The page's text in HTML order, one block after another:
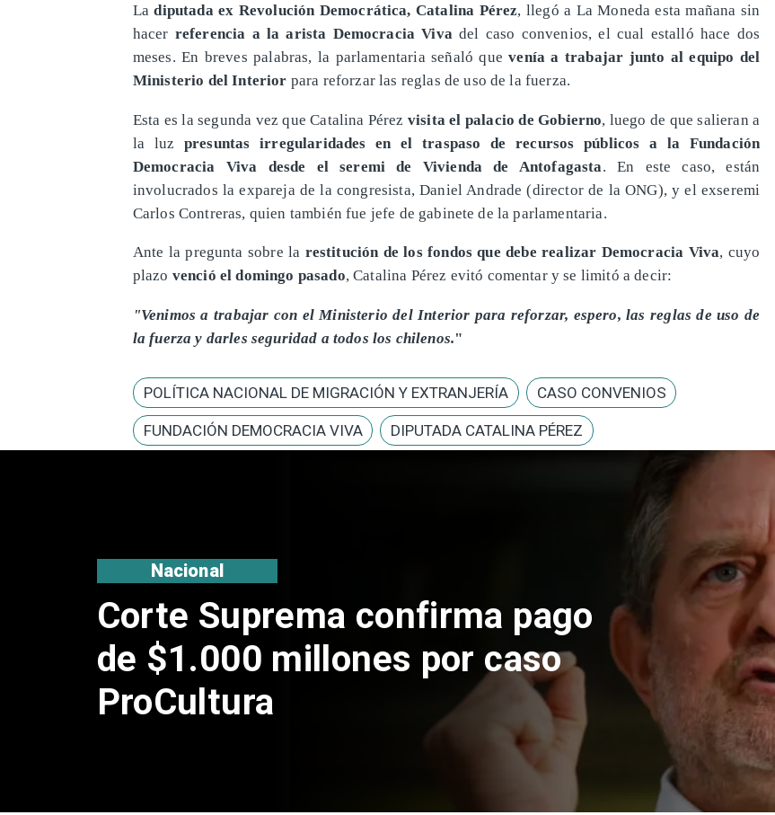
Ladiputada ex Revolución Democrática, Catalina Pérez, llegó a La Moneda esta mañana sin
hacer referencia a la arista Democracia Vivadel caso convenios, el cual estalló hace dos
meses. En breves palabras, la parlamentaria señaló que venía a trabajar junto al equipo del
Ministerio del Interior para reforzar las reglas de uso de la fuerza.
Esta es la segunda vez que Catalina Pérez visita el palacio de Gobierno, luego de que salieran a
la luz presuntas irregularidades en el traspaso de recursos públicos a la Fundación
Democracia Viva desde el seremi de Vivienda de Antofagasta. En este caso, están
involucrados la expareja de la congresista, Daniel Andrade (director de la ONG), y el exseremi
Carlos Contreras, quien también fue jefe de gabinete de la parlamentaria.
Ante la pregunta sobre la restitución de los fondos que debe realizar Democracia Viva, cuyo
plazo venció el domingo pasado, Catalina Pérez evitó comentar y se limitó a decir:
"Venimos a trabajar con el Ministerio del Interior para reforzar, espero, las reglas de uso de
la fuerza y darles seguridad a todos los chilenos."
POLÍTICA NACIONAL DE MIGRACIÓN Y EXTRANJERÍA CASO CONVENIOS
FUNDACIÓN DEMOCRACIA VIVA DIPUTADA CATALINA PÉREZ
Corte Suprema confirma pago
de $1.000 millones por caso
ProCultura
Nacional